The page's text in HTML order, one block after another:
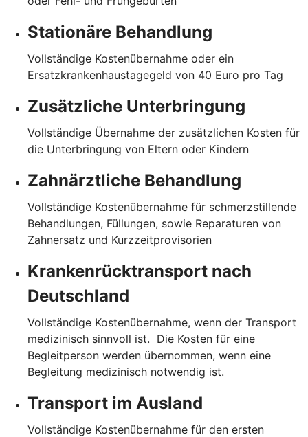
Stationäre Behandlung
Vollständige Kostenübernahme oder ein
Ersatzkrankenhaustagegeld von 40 Euro pro Tag
Zusätzliche Unterbringung
Vollständige Übernahme der zusätzlichen Kosten für
die Unterbringung von Eltern oder Kindern
Zahnärztliche Behandlung
Vollständige Kostenübernahme für schmerzstillende
Behandlungen, Füllungen, sowie Reparaturen von
Zahnersatz und Kurzzeitprovisorien
Krankenrücktransport nach
Deutschland
Vollständige Kostenübernahme, wenn der Transport
medizinisch sinnvoll ist. Die Kosten für eine
Begleitperson werden übernommen, wenn eine
Begleitung medizinisch notwendig ist.
Transport im Ausland
Vollständige Kostenübernahme für den ersten